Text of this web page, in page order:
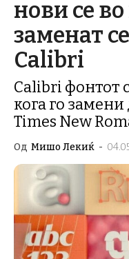
нови се
заменат
Calibri
Calibri фонтот
кога го
Times New
Од Мишо Лекиќ -